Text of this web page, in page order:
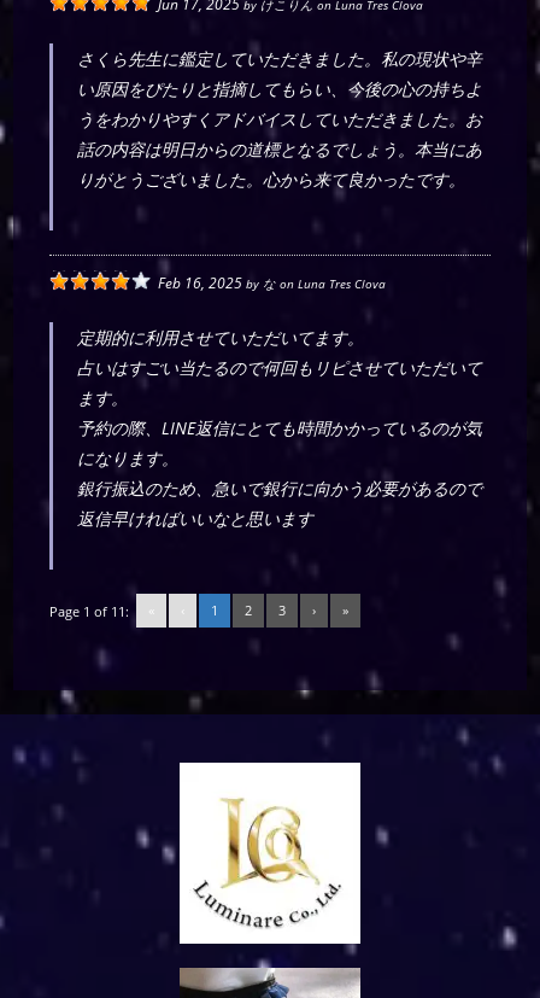
by けこりん onLuna Tres Clova
さくら先生に鑑定していただきました。私の現状や辛
い原因をぴたりと指摘してもらい、今後の心の持ちよ
うをわかりやすくアドバイスしていただきました。お
話の内容は明日からの道標となるでしょう。本当にあ
りがとうございました。心から来て良かったです。
Feb 16, 2025 by な onLuna Tres Clova
定期的に利用させていただいてます。
占いはすごい当たるので何回もリピさせていただいて
ます。
予約の際、LINE返信にとても時間かかっているのが気
になります。
銀行振込のため、急いで銀行に向かう必要があるので
返信早ければいいなと思います
Page 1 of 11: « ‹ 1 2 3 › »